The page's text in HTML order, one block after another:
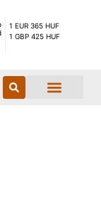
1 EUR 365 HUF
1 GBP 425 HUF